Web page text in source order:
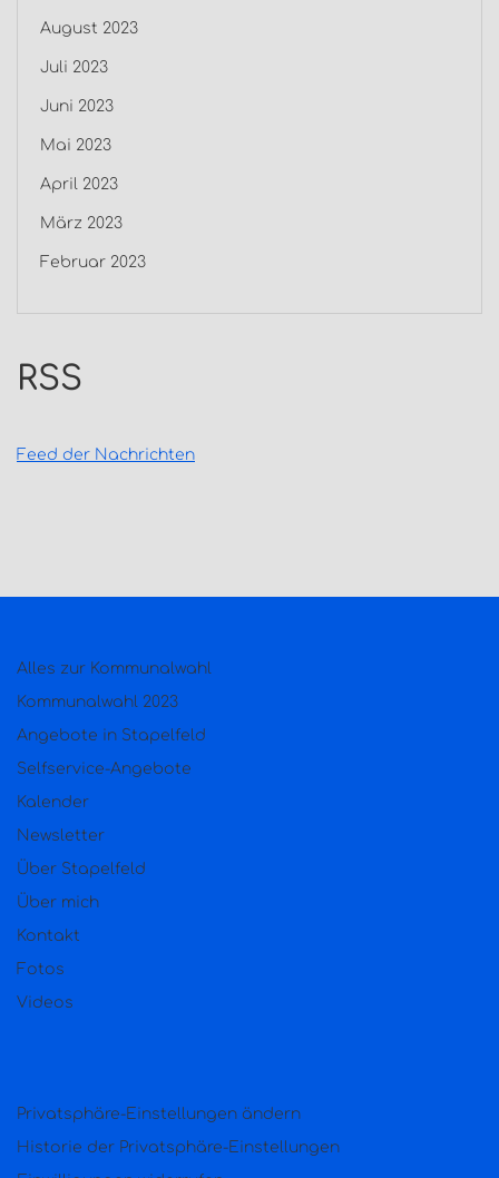
August 2023
Juli 2023
Juni 2023
Mai 2023
April 2023
März 2023
Februar 2023
RSS
Feed der Nachrichten
Alles zur Kommunalwahl
Kommunalwahl 2023
Angebote in Stapelfeld
Selfservice-Angebote
Kalender
Newsletter
Über Stapelfeld
Über mich
Kontakt
Fotos
Videos
Privatsphäre-Einstellungen ändern
Historie der Privatsphäre-Einstellungen